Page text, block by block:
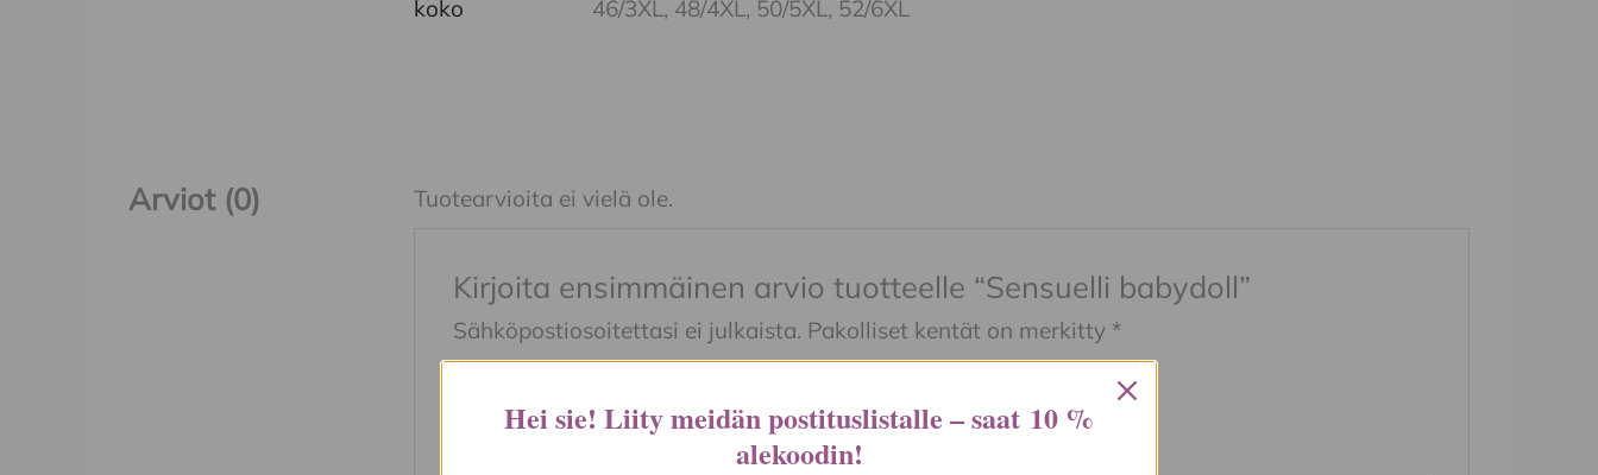
koko
46/3XL, 48/4XL, 50/5XL, 52/6XL
Arviot (0) Tuotearvioita ei vielä ole.
Kirjoita ensimmäinen arvio tuotteelle “Sensuelli babydoll”
Sähköpostiosoitettasi ei julkaista. Pakolliset kentät on merkitty *
Hei sie! Liity meidän postituslistalle – saat 10 %
alekoodin!